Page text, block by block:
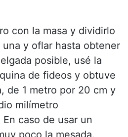
con la masa y dividirlo
y oflar hasta obtener
posible, usé la
de fideos y obtuve
de 1 metro por 20 cm y
milímetro
caso de usar un
poco la mesada.